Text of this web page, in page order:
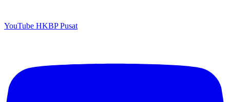
YouTube HKBP Pusat